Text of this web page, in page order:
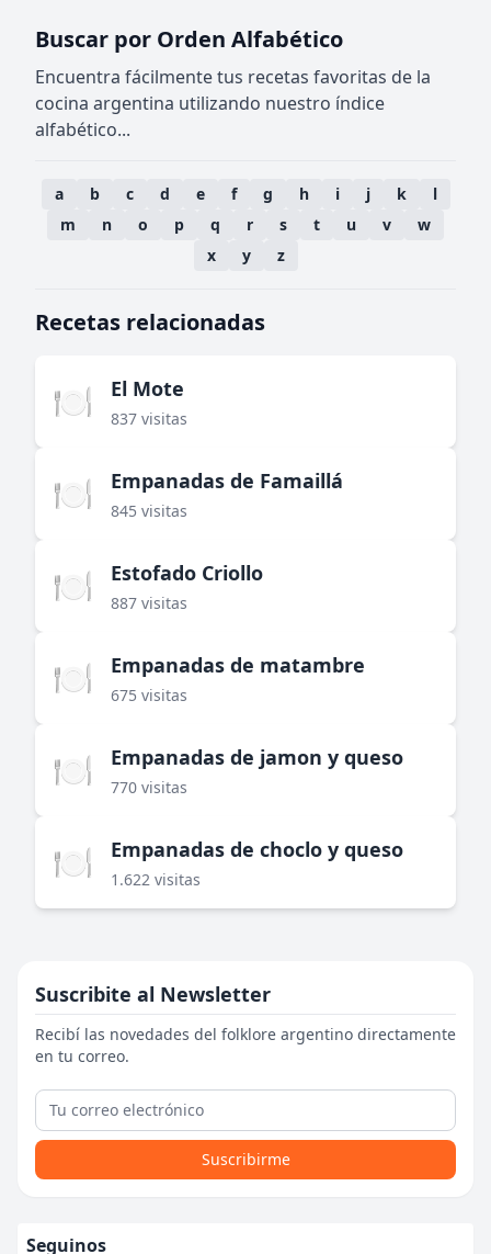
Buscar por Orden Alfabético
Encuentra fácilmente tus recetas favoritas de la
cocina argentina utilizando nuestro índice
alfabético...
a b c d e f g h i j k
l
m
n o p q r s t u v
w
x
y z
Recetas relacionadas
🍽️ El Mote
837 visitas
🍽️ Empanadas de Famaillá
845 visitas
🍽️ Estofado Criollo
887 visitas
🍽️ Empanadas de matambre
675 visitas
🍽️ Empanadas de jamon y queso
770 visitas
🍽️ Empanadas de choclo y queso
1.622 visitas
Suscribite al Newsletter
Recibí las novedades del folklore argentino directamente
en tu correo.
Suscribirme
Seguinos